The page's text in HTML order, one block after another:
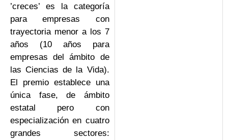
’creces’ es la categoría
para empresas con
trayectoria menor a los 7
años (10 años para
empresas del ámbito de
las Ciencias de la Vida).
El premio establece una
única fase, de ámbito
estatal pero con
especialización en cuatro
grandes sectores: